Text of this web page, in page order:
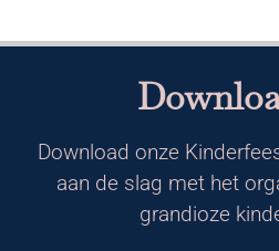
Download onze
aan de slag met het
grandioze